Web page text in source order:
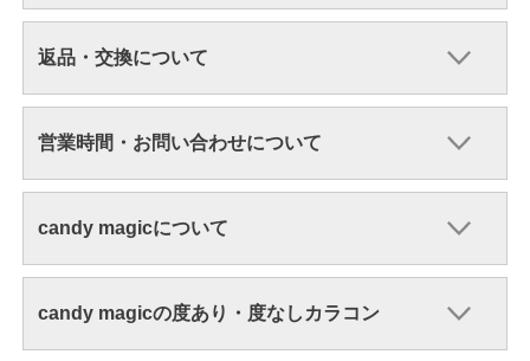
返品・交換について
営業時間・お問い合わせについて
candy magicについて
candy magicの度あり・度なしカラコン